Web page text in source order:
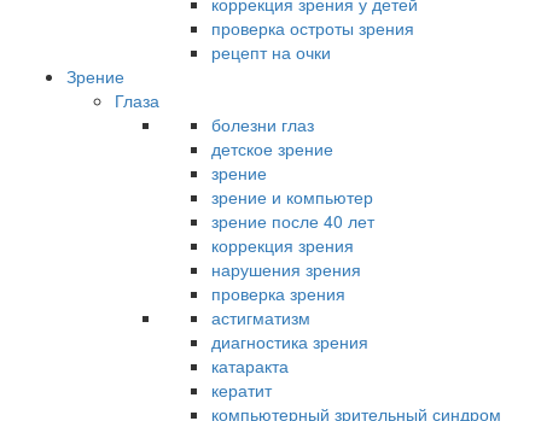
проверка остроты зрения
рецепт на очки
Зрение
Глаза
болезни глаз
детское зрение
зрение
зрение и компьютер
зрение после 40 лет
коррекция зрения
нарушения зрения
проверка зрения
астигматизм
диагностика зрения
катаракта
кератит
компьютерный зрительный синдром